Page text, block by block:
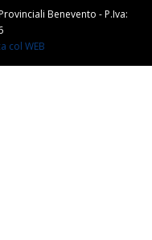
Benevento - P.Iva:
col WEB